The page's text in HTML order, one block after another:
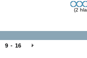
(2
9 - 16